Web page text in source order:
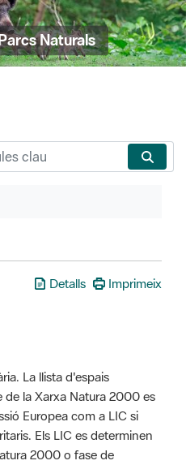
Naturals
Detalls Imprimeix
La llista d'espais
la Xarxa Natura 2000 es
Europea com a LIC si
Els LIC es determinen
2000 o fase de